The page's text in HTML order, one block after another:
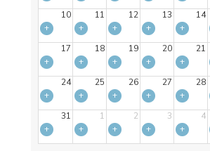
10
11 12 13 14
+
+ + + +
17
18 19 20 21
+
+ + + +
24
25 26 27 28
+
+ + + +
31
1 2 3 4
+
+ + + +